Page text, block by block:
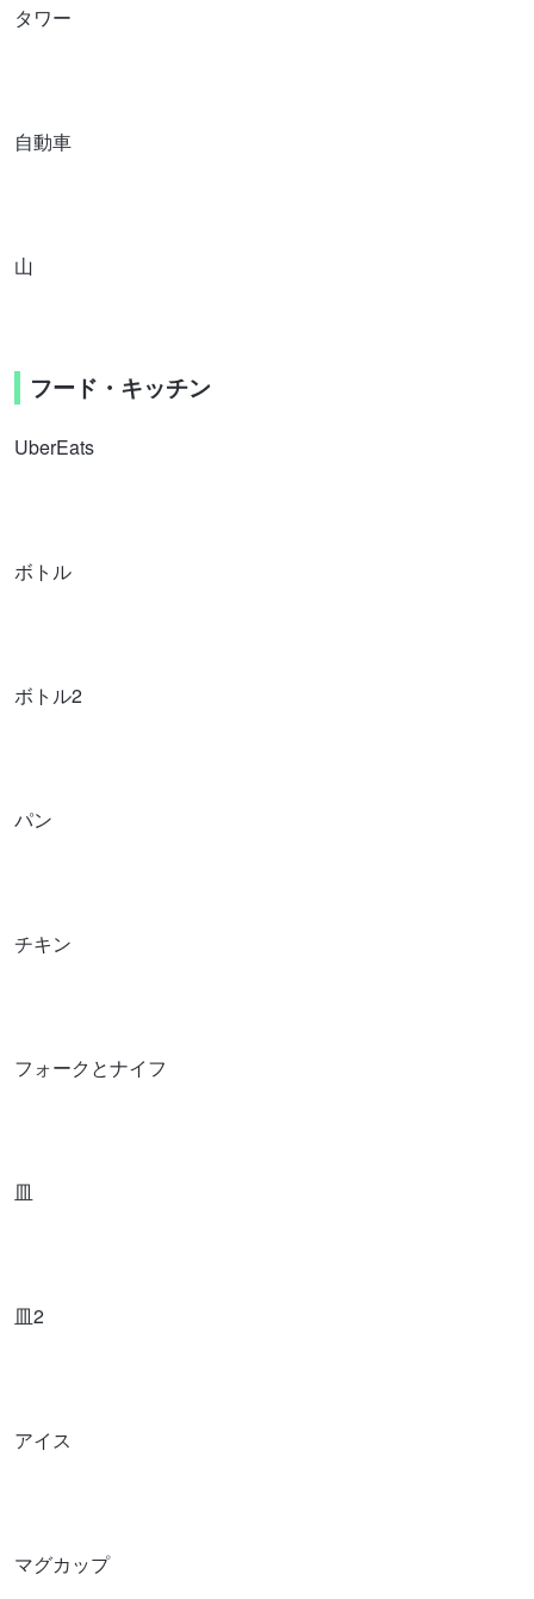
タワー
自動車
山
フード・キッチン
UberEats
ボトル
ボトル2
パン
チキン
フォークとナイフ
皿
皿2
アイス
マグカップ